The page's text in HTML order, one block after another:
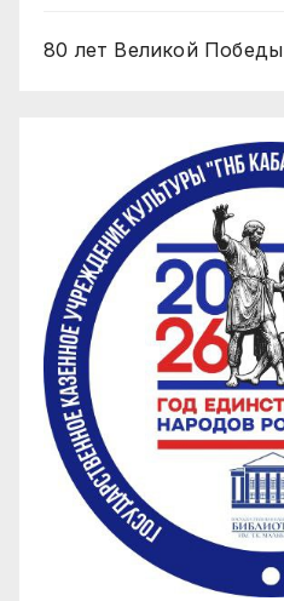
80 лет Великой Победы